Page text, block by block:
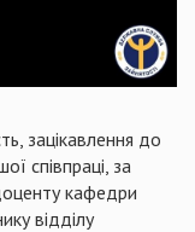
зацікавлення до
співпраці, за
кафедри
відділу